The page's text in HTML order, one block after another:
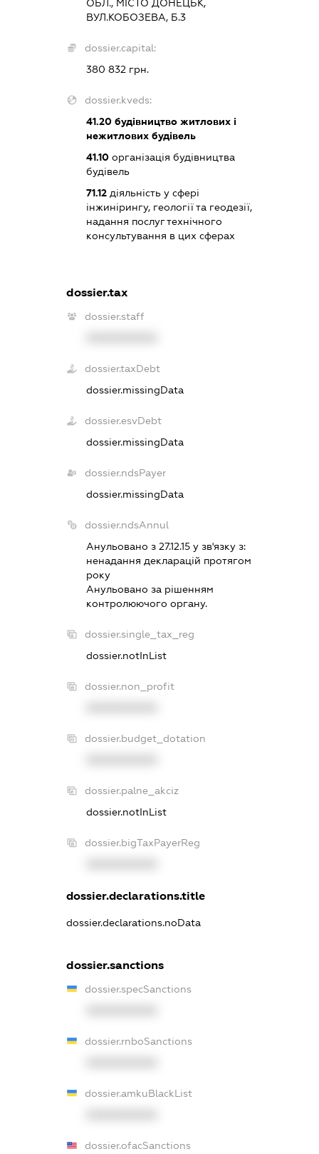
ОБЛ., МІСТО ДОНЕЦЬК,
ВУЛ.КОБОЗЕВА, Б.3
dossier.capital:
380 832 грн.
dossier.kveds:
41.20 будівництво житлових і
нежитлових будівель
41.10 організація будівництва
будівель
71.12 діяльність у сфері
інжинірингу, геології та геодезії,
надання послуг технічного
консультування в цих сферах
dossier.tax
dossier.staff
dossier.taxDebt
dossier.missingData
dossier.esvDebt
dossier.missingData
dossier.ndsPayer
dossier.missingData
dossier.ndsAnnul
Анульовано з 27.12.15 у зв'язку з:
ненадання декларацiй протягом
року
Анульовано за рiшенням
контролюючого органу.
dossier.single_tax_reg
dossier.notInList
dossier.non_profit
dossier.budget_dotation
dossier.palne_akciz
dossier.notInList
dossier.bigTaxPayerReg
dossier.declarations.title
dossier.declarations.noData
dossier.sanctions
dossier.specSanctions
dossier.rnboSanctions
dossier.amkuBlackList
dossier.ofacSanctions